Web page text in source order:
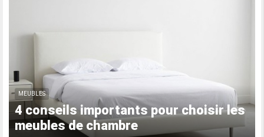
MEUBLES
4 conseils importants pour choisir les
meubles de chambre